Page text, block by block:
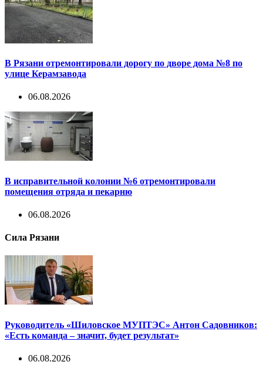
В Рязани отремонтировали дорогу по дворе дома №8 по
улице Керамзавода
06.08.2026
В исправительной колонии №6 отремонтировали
помещения отряда и пекарню
06.08.2026
Сила Рязани
Руководитель «Шиловское МУПТЭС» Антон Садовников:
«Есть команда – значит, будет результат»
06.08.2026